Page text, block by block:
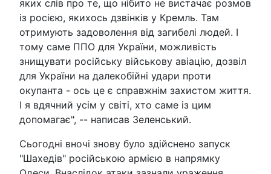
яких слів про те, що нібито не вистачає розмов
із росією, якихось дзвінків у Кремль. Там
отримують задоволення від загибелі людей. І
тому саме ППО для України, можливість
знищувати російську військову авіацію, дозвіл
для України на далекобійні удари проти
окупанта - ось це є справжнім захистом життя.
І я вдячний усім у світі, хто саме із цим
допомагає", -- написав Зеленський.
Сьогодні вночі знову було здійснено запуск
"Шахедів" російською армією в напрямку